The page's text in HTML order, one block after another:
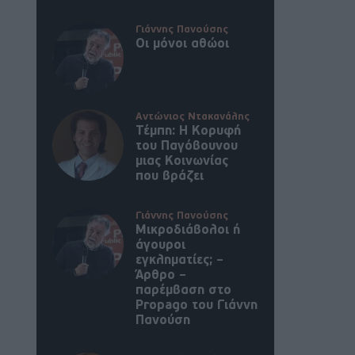
Γιάννης Πανούσης
Οι μόνοι αθώοι
Αντώνιος Ντακανάλης
Τέμπη: Η Κορυφή
του Παγόβουνου
μιας Κοινωνίας
που βράζει
Γιάννης Πανούσης
Μικροδιάβολοι ή
άγουροι
εγκληματίες; –
Άρθρο –
παρέμβαση στο
Propago του Γιάννη
Πανούση